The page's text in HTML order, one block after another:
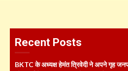
Recent Posts
BKTC के अध्यक्ष हेमंत त्रिवेदी ने अपने गृह